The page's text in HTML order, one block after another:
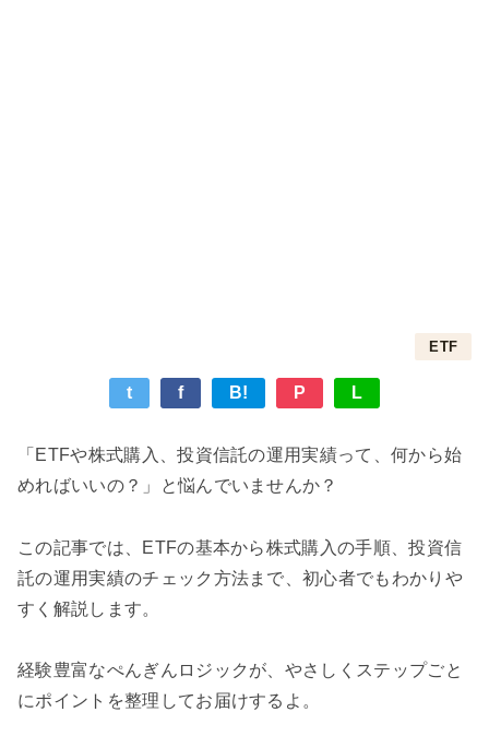
ETF
t f B! P L
「ETFや株式購入、投資信託の運用実績って、何から始
めればいいの？」と悩んでいませんか？
この記事では、ETFの基本から株式購入の手順、投資信
託の運用実績のチェック方法まで、初心者でもわかりや
すく解説します。
経験豊富なぺんぎんロジックが、やさしくステップごと
にポイントを整理してお届けするよ。